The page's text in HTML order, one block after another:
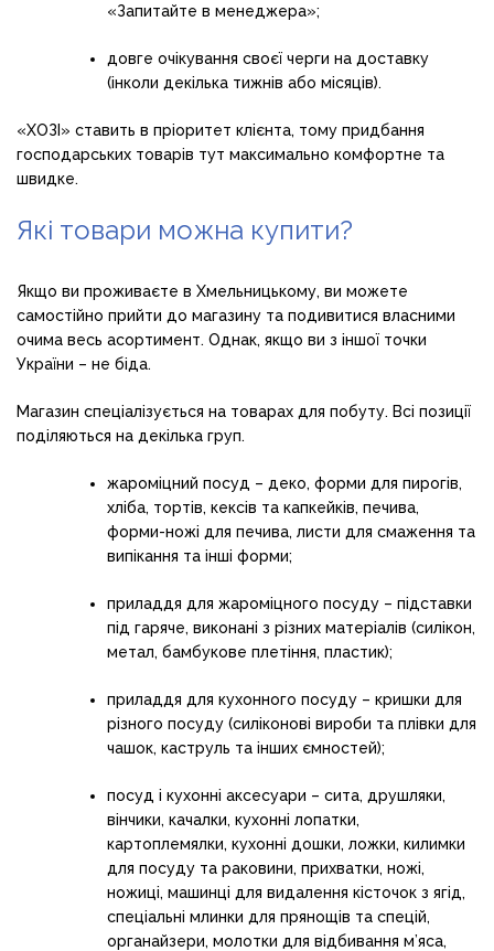
«Запитайте в менеджера»;
довге очікування своєї черги на доставку
(інколи декілька тижнів або місяців).
«ХОЗІ» ставить в пріоритет клієнта, тому придбання
господарських товарів тут максимально комфортне та
швидке.
Які товари можна купити?
Якщо ви проживаєте в Хмельницькому, ви можете
самостійно прийти до магазину та подивитися власними
очима весь асортимент. Однак, якщо ви з іншої точки
України – не біда.
Магазин спеціалізується на товарах для побуту. Всі позиції
поділяються на декілька груп.
жароміцний посуд – деко, форми для пирогів,
хліба, тортів, кексів та капкейків, печива,
форми-ножі для печива, листи для смаження та
випікання та інші форми;
приладдя для жароміцного посуду – підставки
під гаряче, виконані з різних матеріалів (силікон,
метал, бамбукове плетіння, пластик);
приладдя для кухонного посуду – кришки для
різного посуду (силіконові вироби та плівки для
чашок, каструль та інших ємностей);
посуд і кухонні аксесуари – сита, друшляки,
вінчики, качалки, кухонні лопатки,
картоплемялки, кухонні дошки, ложки, килимки
для посуду та раковини, прихватки, ножі,
ножиці, машинці для видалення кісточок з ягід,
спеціальні млинки для прянощів та спецій,
органайзери, молотки для відбивання м’яса,